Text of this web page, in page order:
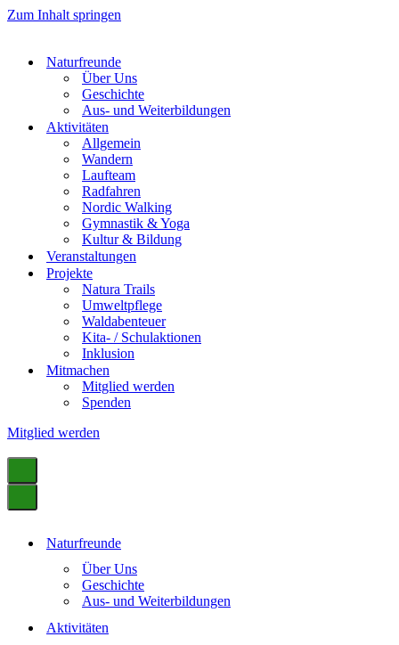
Zum Inhalt springen
Naturfreunde
Über Uns
Geschichte
Aus- und Weiterbildungen
Aktivitäten
Allgemein
Wandern
Laufteam
Radfahren
Nordic Walking
Gymnastik & Yoga
Kultur & Bildung
Veranstaltungen
Projekte
Natura Trails
Umweltpflege
Waldabenteuer
Kita- / Schulaktionen
Inklusion
Mitmachen
Mitglied werden
Spenden
Mitglied werden
Naturfreunde
Über Uns
Geschichte
Aus- und Weiterbildungen
Aktivitäten